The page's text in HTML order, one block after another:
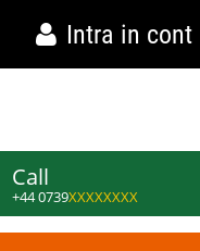
Intra in cont
Call
+44 0739XXXXXXXX